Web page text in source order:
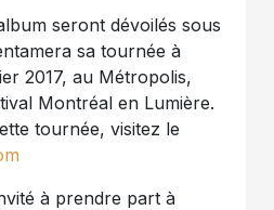
seront dévoilés sous
sa tournée à
2017, au Métropolis,
Montréal en Lumière.
tournée, visitez le
à prendre part à